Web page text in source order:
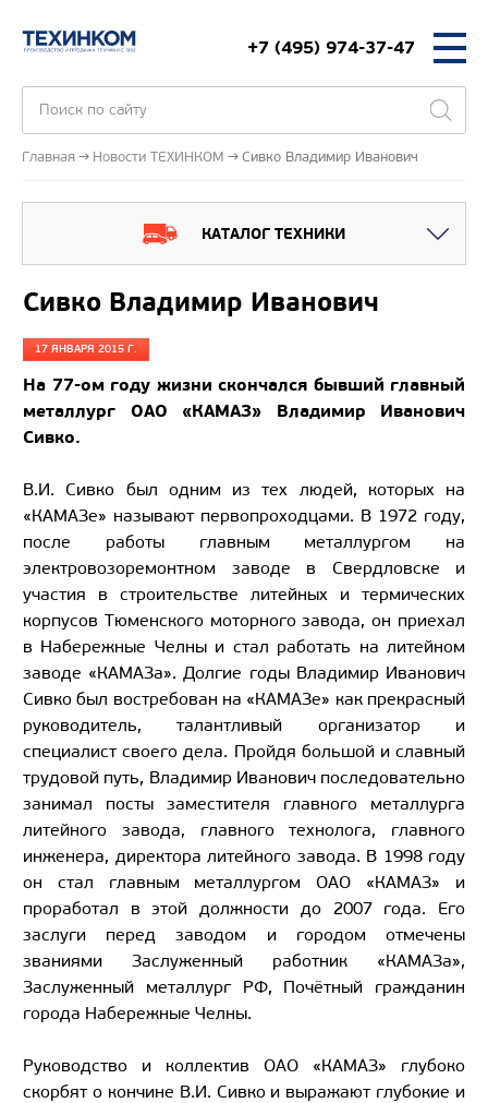
+7 (495) 974-37-47
Главная Новости ТЕХИНКОМ Сивко Владимир Иванович
КАТАЛОГ ТЕХНИКИ
Сивко Владимир Иванович
17 ЯНВАРЯ 2015 Г.
На 77-ом году жизни скончался бывший главный
металлург ОАО «КАМАЗ» Владимир Иванович
Сивко.
В.И. Сивко был одним из тех людей, которых на
«КАМАЗе» называют первопроходцами. В 1972 году,
после работы главным металлургом на
электровозоремонтном заводе в Свердловске и
участия в строительстве литейных и термических
корпусов Тюменского моторного завода, он приехал
в Набережные Челны и стал работать на литейном
заводе «КАМАЗа». Долгие годы Владимир Иванович
Сивко был востребован на «КАМАЗе» как прекрасный
руководитель, талантливый организатор и
специалист своего дела. Пройдя большой и славный
трудовой путь, Владимир Иванович последовательно
занимал посты заместителя главного металлурга
литейного завода, главного технолога, главного
инженера, директора литейного завода. В 1998 году
он стал главным металлургом ОАО «КАМАЗ» и
проработал в этой должности до 2007 года. Его
заслуги перед заводом и городом отмечены
званиями Заслуженный работник «КАМАЗа»,
Заслуженный металлург РФ, Почётный гражданин
города Набережные Челны.
Руководство и коллектив ОАО «КАМАЗ» глубоко
скорбят о кончине В.И. Сивко и выражают глубокие и